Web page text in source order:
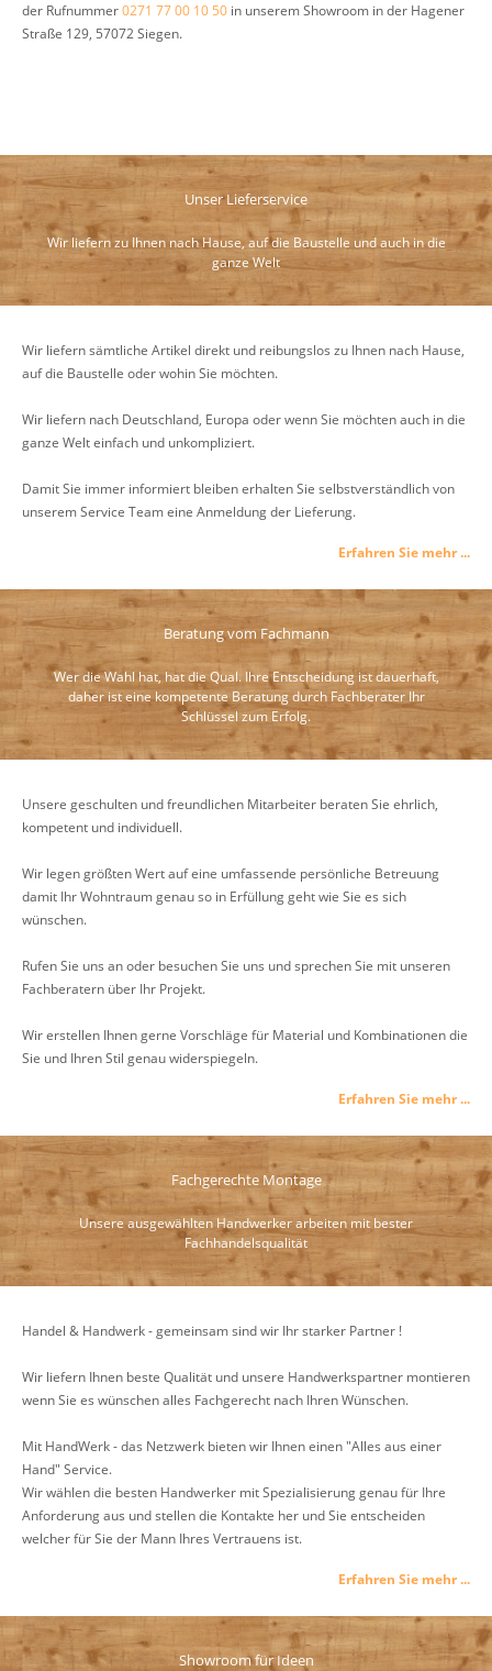
der Rufnummer0271 77 00 10 50 in unserem Showroom in der Hagener
Straße 129, 57072 Siegen.
Unser Lieferservice
Wir liefern zu Ihnen nach Hause, auf die Baustelle und auch in die
ganze Welt
Wir liefern sämtliche Artikel direkt und reibungslos zu Ihnen nach Hause,
auf die Baustelle oder wohin Sie möchten.
Wir liefern nach Deutschland, Europa oder wenn Sie möchten auch in die
ganze Welt einfach und unkompliziert.
Damit Sie immer informiert bleiben erhalten Sie selbstverständlich von
unserem Service Team eine Anmeldung der Lieferung.
Erfahren Sie mehr ...
Beratung vom Fachmann
Wer die Wahl hat, hat die Qual. Ihre Entscheidung ist dauerhaft,
daher ist eine kompetente Beratung durch Fachberater Ihr
Schlüssel zum Erfolg.
Unsere geschulten und freundlichen Mitarbeiter beraten Sie ehrlich,
kompetent und individuell.
Wir legen größten Wert auf eine umfassende persönliche Betreuung
damit Ihr Wohntraum genau so in Erfüllung geht wie Sie es sich
wünschen.
Rufen Sie uns an oder besuchen Sie uns und sprechen Sie mit unseren
Fachberatern über Ihr Projekt.
Wir erstellen Ihnen gerne Vorschläge für Material und Kombinationen die
Sie und Ihren Stil genau widerspiegeln.
Erfahren Sie mehr ...
Fachgerechte Montage
Unsere ausgewählten Handwerker arbeiten mit bester
Fachhandelsqualität
Handel & Handwerk - gemeinsam sind wir Ihr starker Partner !
Wir liefern Ihnen beste Qualität und unsere Handwerkspartner montieren
wenn Sie es wünschen alles Fachgerecht nach Ihren Wünschen.
Mit HandWerk - das Netzwerk bieten wir Ihnen einen "Alles aus einer
Hand" Service.
Wir wählen die besten Handwerker mit Spezialisierung genau für Ihre
Anforderung aus und stellen die Kontakte her und Sie entscheiden
welcher für Sie der Mann Ihres Vertrauens ist.
Erfahren Sie mehr ...
Showroom für Ideen